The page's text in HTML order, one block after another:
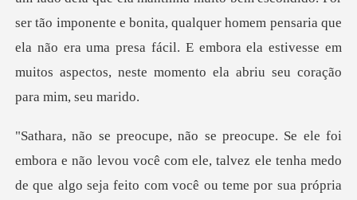
ser tão impo
bora e não levou você com ele, talvez ele tenha medo
de q